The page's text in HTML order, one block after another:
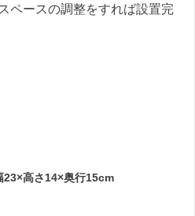
ペースの調整をすれば設置完
23×高さ14×奥行15cm